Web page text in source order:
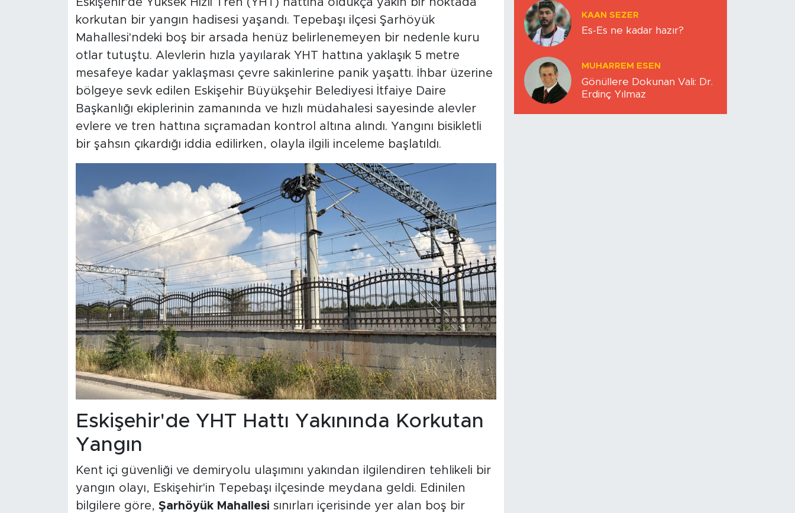
korkutan bir yangın hadisesi yaşandı. Tepebaşı ilçesi Şarhöyük
Mahallesi'ndeki boş bir arsada henüz belirlenemeyen bir nedenle kuru
otlar tutuştu. Alevlerin hızla yayılarak YHT hattına yaklaşık 5 metre
mesafeye kadar yaklaşması çevre sakinlerine panik yaşattı. İhbar üzerine
bölgeye sevk edilen Eskişehir Büyükşehir Belediyesi İtfaiye Daire
Başkanlığı ekiplerinin zamanında ve hızlı müdahalesi sayesinde alevler
evlere ve tren hattına sıçramadan kontrol altına alındı. Yangını bisikletli
bir şahsın çıkardığı iddia edilirken, olayla ilgili inceleme başlatıldı.
Eskişehir'de YHT Hattı Yakınında Korkutan
Yangın
Kent içi güvenliği ve demiryolu ulaşımını yakından ilgilendiren tehlikeli bir
yangın olayı, Eskişehir'in Tepebaşı ilçesinde meydana geldi. Edinilen
bilgilere göre, Şarhöyük Mahallesi sınırları içerisinde yer alan boş bir
KAAN SEZER
Es-Es ne kadar hazır?
MUHARREM ESEN
Gönüllere Dokunan Vali: Dr.
Erdinç Yılmaz